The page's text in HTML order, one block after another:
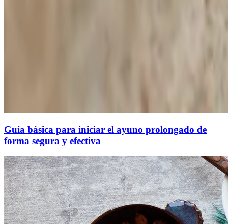
Guía básica para iniciar el ayuno prolongado de
forma segura y efectiva